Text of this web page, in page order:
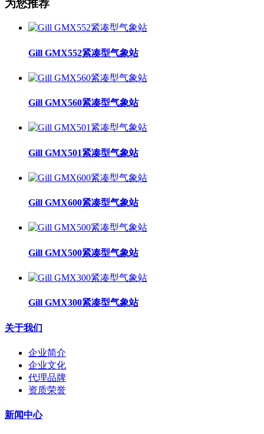
为您推荐
Gill GMX552紧凑型气象站
Gill GMX560紧凑型气象站
Gill GMX501紧凑型气象站
Gill GMX600紧凑型气象站
Gill GMX500紧凑型气象站
Gill GMX300紧凑型气象站
关于我们
企业简介
企业文化
代理品牌
资质荣誉
新闻中心